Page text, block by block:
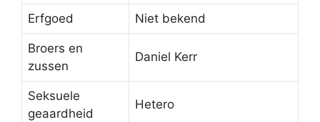
Erfgoed Niet bekend
Broers en
zussen
Daniel Kerr
Seksuele
geaardheid
Hetero